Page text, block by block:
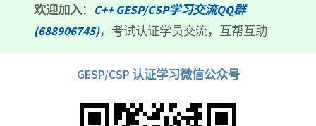
欢迎加入： C++ GESP/CSP学习交流QQ群
(688906745)，考试认证学员交流，互帮互助
GESP/CSP 认证学习微信公众号